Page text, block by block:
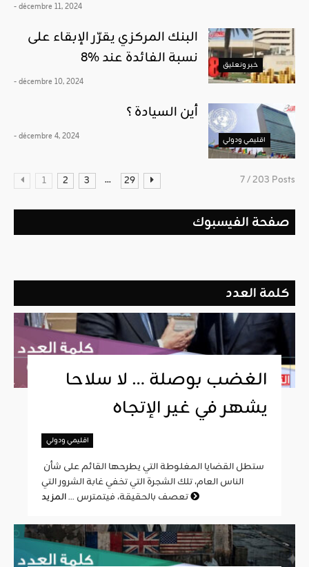
- décembre 11, 2024
خبر وتعليق
البنك المركزي يقرّر الإبقاء على
نسبة الفائدة عند %8
- décembre 10, 2024
اقليمي ودولي
أين السيادة ؟
- décembre 4, 2024
1 2 3 ... 29 7 / 203 Posts
صفحة الفيسبوك
كلمة العدد
الغضب بوصلة … لا سلاحا
يشهر في غير الإتجاه
اقليمي ودولي
الناس العام، تلك الشجرة التي تخفي غابة الشرور التي
تعصف بالحقيقة، فيتمترس ...